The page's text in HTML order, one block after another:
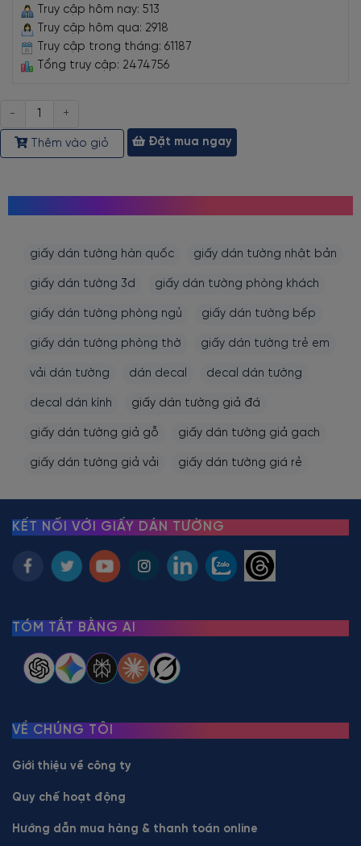
Truy cập hôm nay: 513
Truy cập hôm qua: 2918
Truy cập trong tháng: 61187
Tổng truy cập: 2474756
Số
lượng
Thêm vào giỏ
Đặt mua ngay
giấy dán tường hàn quốc giấy dán tường nhật bản
giấy dán tường 3d giấy dán tường phòng khách
giấy dán tường phòng ngủ giấy dán tường bếp
giấy dán tường phòng thờ giấy dán tường trẻ em
vải dán tường dán decal decal dán tường
decal dán kính giấy dán tường giả đá
giấy dán tường giả gỗ giấy dán tường giả gạch
giấy dán tường giả vải giấy dán tường giá rẻ
KẾT NỐI VỚI GIẤY DÁN TƯỜNG
TÓM TẮT BẰNG AI
VỀ CHÚNG TÔI
Giới thiệu về công ty
Quy chế hoạt động
Hướng dẫn mua hàng & thanh toán online